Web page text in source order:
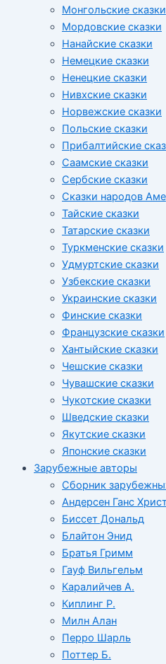
Монгольские сказки
Мордовские сказки
Нанайские сказки
Немецкие сказки
Ненецкие сказки
Нивхские сказки
Норвежские сказки
Польские сказки
Прибалтийские
Cаамские сказки
Сербские сказки
Сказки народов
Тайские сказки
Татарские сказки
Туркменские сказки
Удмуртские сказки
Узбекские сказки
Украинские сказки
Финские сказки
Французские сказки
Хантыйские сказки
Чешские сказки
Чувашские сказки
Чукотские сказки
Шведские сказки
Якутские сказки
Японские сказки
Зарубежные авторы
Сборник
Андерсен Ганс
Биссет Дональд
Блайтон Энид
Братья Гримм
Гауф Вильгельм
Каралийчев А.
Киплинг Р.
Милн Алан
Перро Шарль
Поттер Б.